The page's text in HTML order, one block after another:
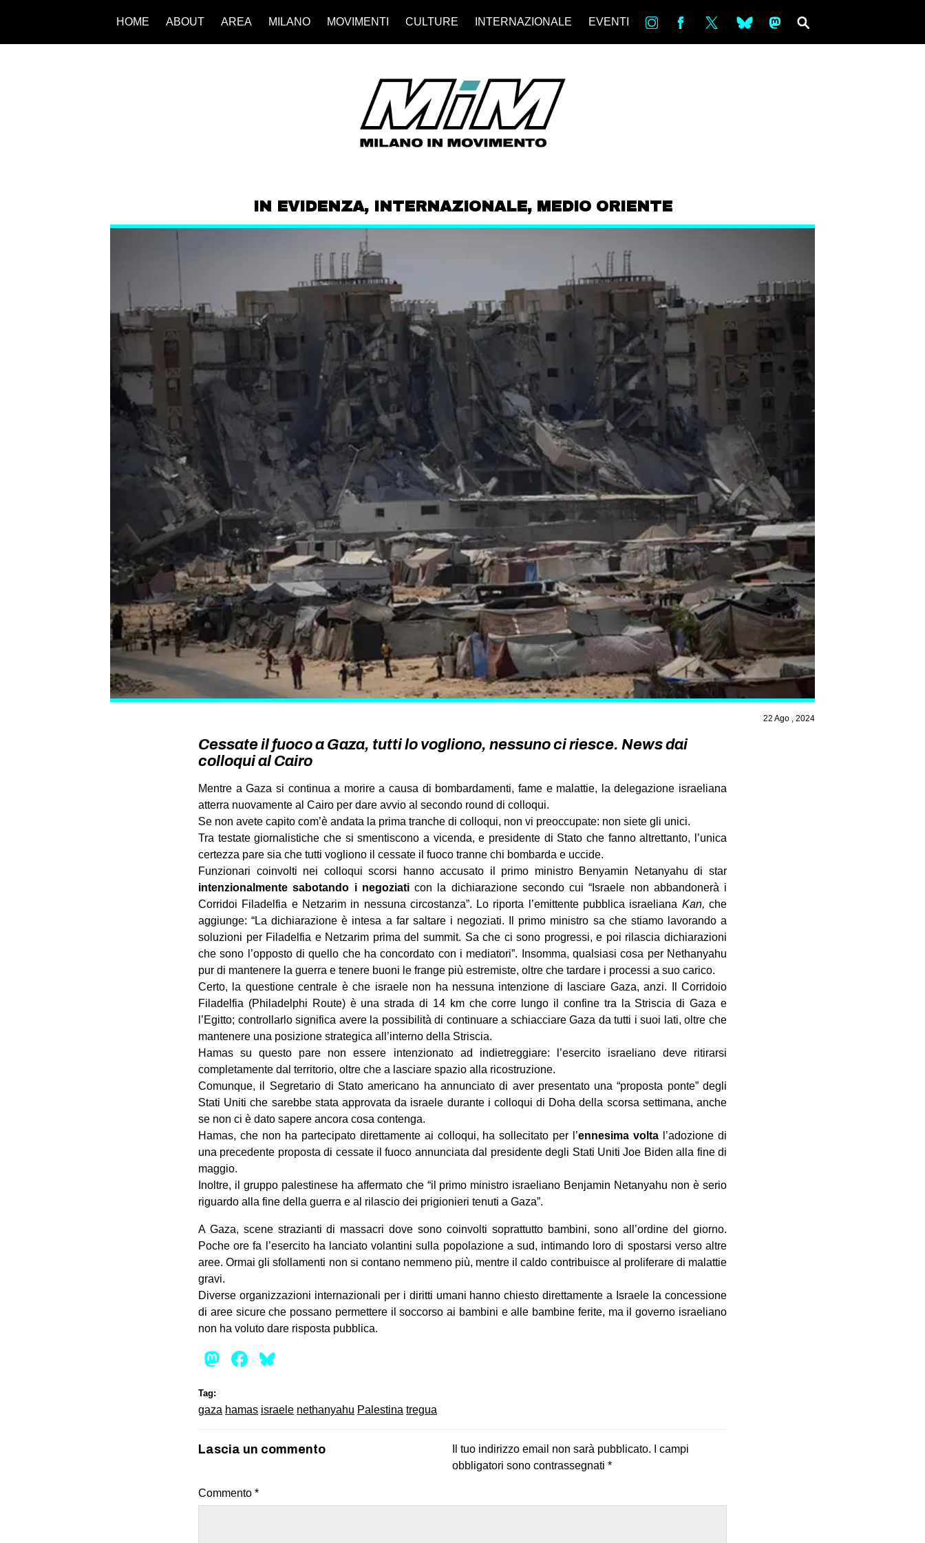
HOME ABOUT AREA MILANO MOVIMENTI CULTURE INTERNAZIONALE EVENTI in bsky ms
IN EVIDENZA, INTERNAZIONALE, MEDIO ORIENTE
22 Ago , 2024
Cessate il fuoco a Gaza, tutti lo vogliono, nessuno ci riesce. News dai
colloqui al Cairo
Mentre a Gaza si continua a morire a causa di bombardamenti, fame e malattie, la delegazione israeliana
atterra nuovamente al Cairo per dare avvio al secondo round di colloqui.
Se non avete capito com’è andata la prima tranche di colloqui, non vi preoccupate: non siete gli unici.
Tra testate giornalistiche che si smentiscono a vicenda, e presidente di Stato che fanno altrettanto, l’unica
certezza pare sia che tutti vogliono il cessate il fuoco tranne chi bombarda e uccide.
Funzionari coinvolti nei colloqui scorsi hanno accusato il primo ministro Benyamin Netanyahu di star
intenzionalmente sabotando i negoziati con la dichiarazione secondo cui “Israele non abbandonerà i
Corridoi Filadelfia e Netzarim in nessuna circostanza”. Lo riporta l’emittente pubblica israeliana Kan,che
aggiunge: “La dichiarazione è intesa a far saltare i negoziati. Il primo ministro sa che stiamo lavorando a
soluzioni per Filadelfia e Netzarim prima del summit. Sa che ci sono progressi, e poi rilascia dichiarazioni
che sono l’opposto di quello che ha concordato con i mediatori”. Insomma, qualsiasi cosa per Nethanyahu
pur di mantenere la guerra e tenere buoni le frange più estremiste, oltre che tardare i processi a suo carico.
Certo, la questione centrale è che israele non ha nessuna intenzione di lasciare Gaza, anzi. Il Corridoio
Filadelfia (Philadelphi Route) è una strada di 14 km che corre lungo il confine tra la Striscia di Gaza e
l’Egitto; controllarlo significa avere la possibilità di continuare a schiacciare Gaza da tutti i suoi lati, oltre che
mantenere una posizione strategica all’interno della Striscia.
Hamas su questo pare non essere intenzionato ad indietreggiare: l’esercito israeliano deve ritirarsi
completamente dal territorio, oltre che a lasciare spazio alla ricostruzione.
Comunque, il Segretario di Stato americano ha annunciato di aver presentato una “proposta ponte” degli
Stati Uniti che sarebbe stata approvata da israele durante i colloqui di Doha della scorsa settimana, anche
se non ci è dato sapere ancora cosa contenga.
Hamas, che non ha partecipato direttamente ai colloqui, ha sollecitato per l’ennesima volta l’adozione di
una precedente proposta di cessate il fuoco annunciata dal presidente degli Stati Uniti Joe Biden alla fine di
maggio.
Inoltre, il gruppo palestinese ha affermato che “il primo ministro israeliano Benjamin Netanyahu non è serio
riguardo alla fine della guerra e al rilascio dei prigionieri tenuti a Gaza”.
A Gaza, scene strazianti di massacri dove sono coinvolti soprattutto bambini, sono all’ordine del giorno.
Poche ore fa l’esercito ha lanciato volantini sulla popolazione a sud, intimando loro di spostarsi verso altre
aree. Ormai gli sfollamenti non si contano nemmeno più, mentre il caldo contribuisce al proliferare di malattie
gravi.
Diverse organizzazioni internazionali per i diritti umani hanno chiesto direttamente a Israele la concessione
di aree sicure che possano permettere il soccorso ai bambini e alle bambine ferite, ma il governo israeliano
non ha voluto dare risposta pubblica.
Mastodon
Facebook
Tag:
gaza hamas israele nethanyahu Palestina tregua
Lascia un commento Il tuo indirizzo email non sarà pubblicato.
I campi
obbligatori sono contrassegnati *
Commento *